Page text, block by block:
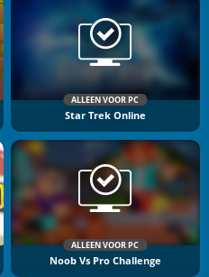
ALLEEN VOOR PC
Star Trek Online
ALLEEN VOOR PC
Noob Vs Pro Challenge